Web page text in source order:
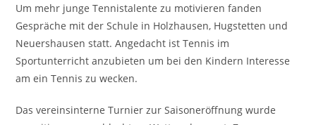
Um mehr junge Tennistalente zu motivieren fanden
Gespräche mit der Schule in Holzhausen, Hugstetten und
Neuershausen statt. Angedacht ist Tennis im
Sportunterricht anzubieten um bei den Kindern Interesse
am ein Tennis zu wecken.
Das vereinsinterne Turnier zur Saisoneröffnung wurde